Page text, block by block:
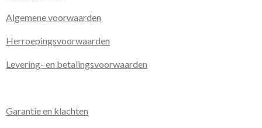
Algemene voorwaarden
Herroepingsvoorwaarden
Levering- en betalingsvoorwaarden
Garantie en klachten